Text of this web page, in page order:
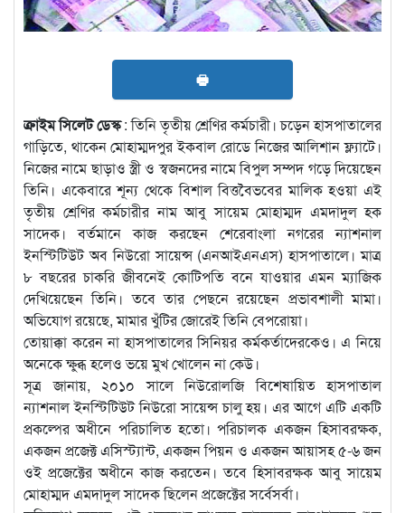
🖶
ক্রাইম সিলেট ডেস্ক: তিনি তৃতীয় শ্রেণির কর্মচারী। চড়েন হাসপাতালের
গাড়িতে, থাকেন মোহাম্মদপুর ইকবাল রোডে নিজের আলিশান ফ্ল্যাটে।
নিজের নামে ছাড়াও স্ত্রী ও স্বজনদের নামে বিপুল সম্পদ গড়ে দিয়েছেন
তিনি। একেবারে শূন্য থেকে বিশাল বিত্তবৈভবের মালিক হওয়া এই
তৃতীয় শ্রেণির কর্মচারীর নাম আবু সায়েম মোহাম্মদ এমদাদুল হক
সাদেক। বর্তমানে কাজ করছেন শেরেবাংলা নগরের ন্যাশনাল
ইনস্টিটিউট অব নিউরো সায়েন্স (এনআইএনএস) হাসপাতালে। মাত্র
৮ বছরের চাকরি জীবনেই কোটিপতি বনে যাওয়ার এমন ম্যাজিক
দেখিয়েছেন তিনি। তবে তার পেছনে রয়েছেন প্রভাবশালী মামা।
অভিযোগ রয়েছে, মামার খুঁটির জোরেই তিনি বেপরোয়া।
তোয়াক্কা করেন না হাসপাতালের সিনিয়র কর্মকর্তাদেরকেও। এ নিয়ে
অনেকে ক্ষুব্ধ হলেও ভয়ে মুখ খোলেন না কেউ।
সূত্র জানায়, ২০১০ সালে নিউরোলজি বিশেষায়িত হাসপাতাল
ন্যাশনাল ইনস্টিটিউট নিউরো সায়েন্স চালু হয়। এর আগে এটি একটি
প্রকল্পের অধীনে পরিচালিত হতো। পরিচালক একজন হিসাবরক্ষক,
একজন প্রজেক্ট এসিস্ট্যান্ট, একজন পিয়ন ও একজন আয়াসহ ৫-৬ জন
ওই প্রজেক্টের অধীনে কাজ করতেন। তবে হিসাবরক্ষক আবু সায়েম
মোহাম্মদ এমদাদুল সাদেক ছিলেন প্রজেক্টের সর্বেসর্বা।